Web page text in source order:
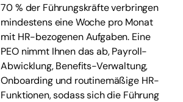
70 % der Führungskräfte verbringen
mindestens eine Woche pro Monat
mit HR-bezogenen Aufgaben. Eine
PEO nimmt Ihnen das ab, Payroll-
Abwicklung, Benefits-Verwaltung,
Onboarding und routinemäßige HR-
Funktionen, sodass sich die Führung